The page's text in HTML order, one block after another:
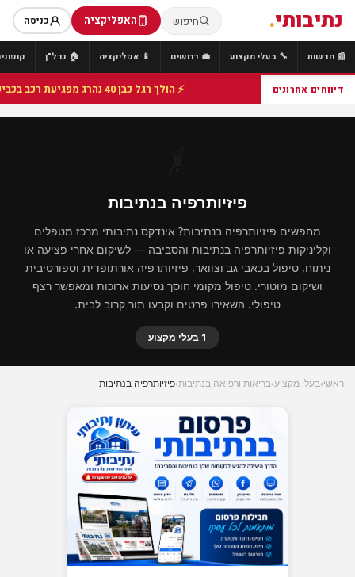
נתיבותי. חיפוש האפליקציה כניסה
📰 חדשות 🔧 בעלי מקצוע 💼 דרושים 📱 אפליקציה 🏠 נדל"ן
דיווחים אחרונים ⚡ הולך רגל כבן 40 נהרג מפגיעת רכב בכביש 25 סמוך לצומת הנשיא, מתנדבי זק"א פועלו בזירה
פיזיותרפיה בנתיבות
מחפשים פיזיותרפיה בנתיבות? אינדקס נתיבותי מרכז מטפלים
וקליניקות פיזיותרפיה בנתיבות והסביבה — לשיקום אחרי פציעה או
ניתוח, טיפול בכאבי גב וצוואר, פיזיותרפיה אורתופדית וספורטיבית
ושיקום מוטורי. טיפול מקומי חוסך נסיעות ארוכות ומאפשר רצף
טיפולי. השאירו פרטים וקבעו תור קרוב לבית.
1 בעלי מקצוע
ראשי›בעלי מקצוע›בריאות ורפואה בנתיבות›פיזיותרפיה בנתיבות